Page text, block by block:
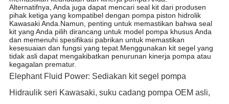
Alternatifnya, Anda juga dapat mencari seal kit dari produsen
pihak ketiga yang kompatibel dengan pompa piston hidrolik
Kawasaki Anda.Namun, penting untuk memastikan bahwa seal
kit yang Anda pilih dirancang untuk model pompa khusus Anda
dan memenuhi spesifikasi pabrikan untuk memastikan
kesesuaian dan fungsi yang tepat.Menggunakan kit segel yang
tidak asli dapat mengakibatkan penurunan kinerja pompa atau
kegagalan prematur.
Elephant Fluid Power: Sediakan kit segel pompa
Hidraulik seri Kawasaki, suku cadang pompa OEM asli,